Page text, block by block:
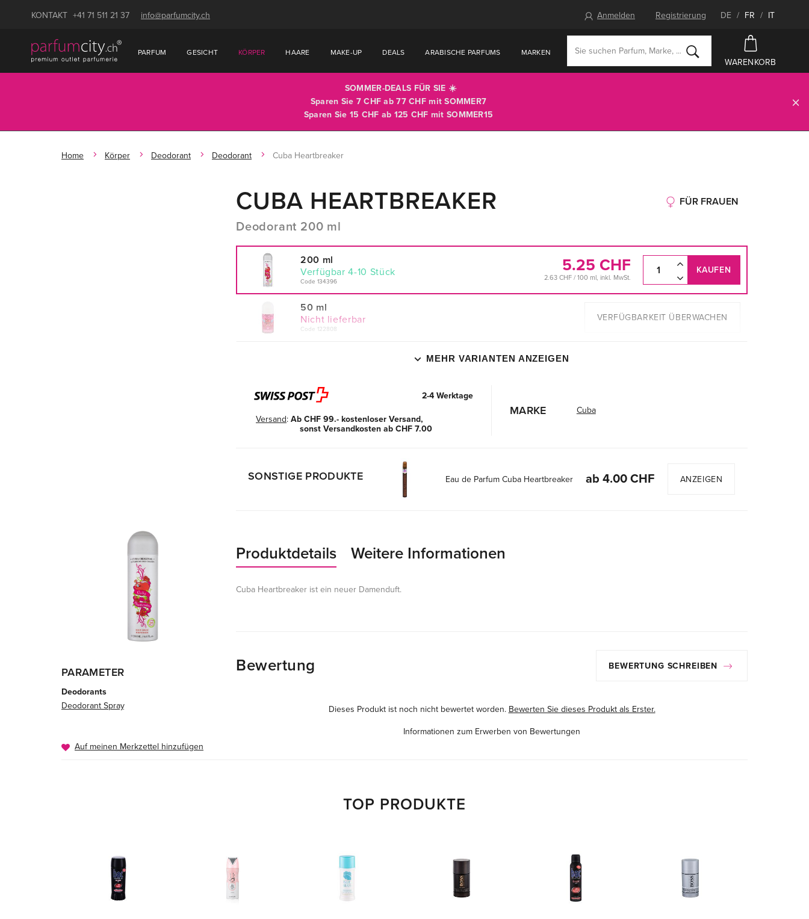
KONTAKT +41 71 511 21 37 info@parfumcity.ch Anmelden Registrierung DE / FR / IT
PARFUM GESICHT KÖRPER HAARE MAKE-UP DEALS ARABISCHE PARFUMS MARKEN
WARENKORB
SOMMER-DEALS FÜR SIE ☀️
Sparen Sie 7 CHF ab 77 CHF mitSOMMER7
Sparen Sie 15 CHF ab 125 CHF mit SOMMER15
Home Körper Deodorant Deodorant Cuba Heartbreaker
PARAMETER
Deodorants
Deodorant Spray
Auf meinen Merkzettel hinzufügen
FÜR FRAUEN
CUBA HEARTBREAKER
Deodorant 200 ml
200 ml
verfügbar 4-10 Stück
Code 134396
5.25 CHF
2.63 CHF / 100 ml, inkl. MwSt.
KAUFEN
50 ml
Nicht lieferbar
Code 122808
VERFÜGBARKEIT ÜBERWACHEN
MEHR VARIANTEN ANZEIGEN
2-4 Werktage
Versand: Ab CHF 99.- kostenloser Versand,
sonst Versandkosten ab CHF 7.00
MARKE Cuba
SONSTIGE PRODUKTE Eau de Parfum Cuba Heartbreaker ab 4.00 CHF ANZEIGEN
Produktdetails Weitere Informationen
Cuba Heartbreaker ist ein neuer Damenduft.
Bewertung BEWERTUNG SCHREIBEN
Dieses Produkt ist noch nicht bewertet worden. Bewerten Sie dieses Produkt als Erster.
Informationen zum Erwerben von Bewertungen
TOP PRODUKTE